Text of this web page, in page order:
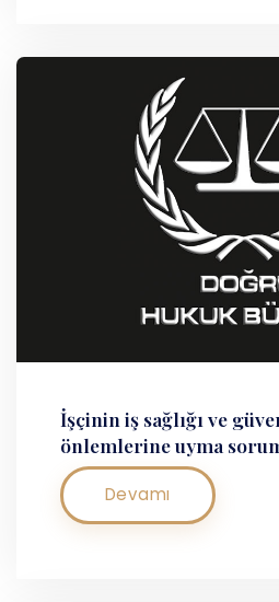
İşçinin iş sağlığı ve
önlemlerine uyma
Devamı